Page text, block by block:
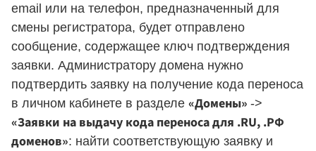
email или на телефон, предназначенный для
смены регистратора, будет отправлено
сообщение, содержащее ключ подтверждения
заявки. Администратору домена нужно
подтвердить заявку на получение кода переноса
в личном кабинете в разделе «Домены» ->
«Заявки на выдачу кода переноса для .RU, .РФ
доменов»: найти соответствующую заявку и